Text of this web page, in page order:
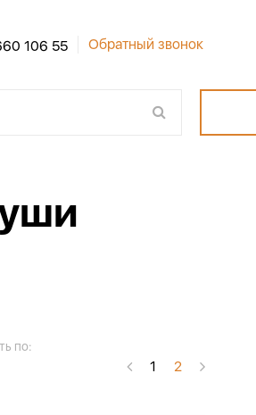
106 55 Обратный звонок
по:
1 2